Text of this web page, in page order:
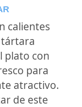
calientes
tártara
plato con
para
atractivo.
de este